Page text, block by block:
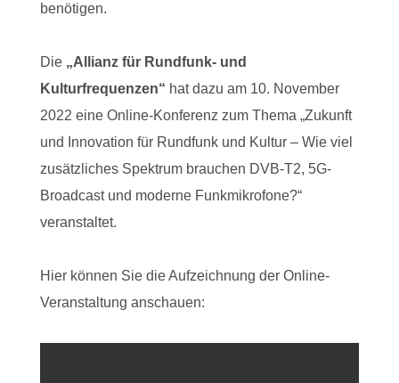
benötigen.
Die „Allianz für Rundfunk- und
Kulturfrequenzen“ hat dazu am 10. November
2022 eine Online-Konferenz zum Thema „Zukunft
und Innovation für Rundfunk und Kultur – Wie viel
zusätzliches Spektrum brauchen DVB-T2, 5G-
Broadcast und moderne Funkmikrofone?“
veranstaltet.
Hier können Sie die Aufzeichnung der Online-
Veranstaltung anschauen: